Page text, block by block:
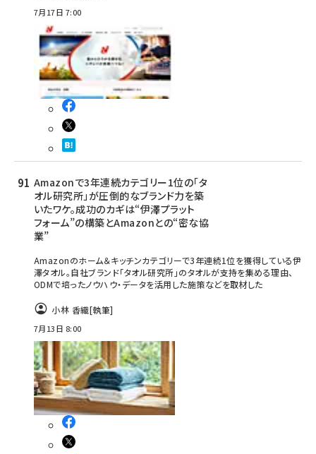
7月17日 7:00
Amazonで3年連続カテゴリー1位の「タ
オル研究所」が圧倒的なブランド力を築
いたワケ。成功のカギは“伊澤プラット
フォーム”の構築とAmazonとの“密な協
業”
Amazonのホーム＆キッチンカテゴリーで3年連続1位を獲得している伊
澤タオル。自社ブランド「タオル研究所」のタオルが支持を集める理由、
ODMで培ったノウハウ・データを活用した施策などを取材した
小林 香織[執筆]
7月13日 8:00